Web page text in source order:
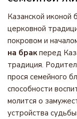
Казанской иконой
церковной
покровом и
на бракперед
традиция.
прося семейного
способности
молится о
устройства